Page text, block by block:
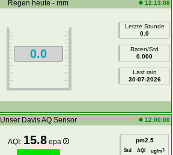
Regen heute - mm 12:13:08
0.0
Letzte Stunde
0.0
Raten/Std
0.000
Last rain
30-07-2026
Unser Davis AQ Sensor 12:00:00
AQI: 15.8 epa pm2.5
Std AQI ug/m3